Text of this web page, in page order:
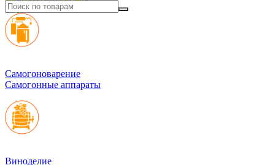
Cамогоноварение
Самогонные аппараты
Виноделие